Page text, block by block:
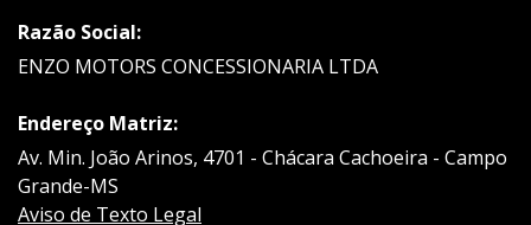
Razão Social:
ENZO MOTORS CONCESSIONARIA LTDA
Endereço Matriz:
Av. Min. João Arinos, 4701 - Chácara Cachoeira - Campo
Grande-MS
Aviso de Texto Legal